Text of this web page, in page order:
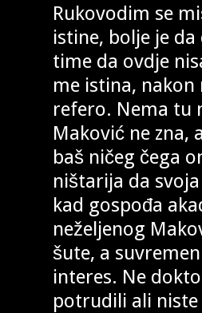
Rukovodim se
istine, bolje je da
time da ovdje
me istina,
refero. Nema tu
Maković ne zna,
baš ničeg čega
ništarija da
kad gospođa
neželjenog
šute, a
interes. Ne
potrudili ali